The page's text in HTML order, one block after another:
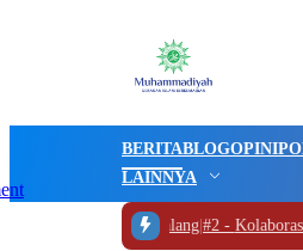
BERITABLOGOPINI
LAINNYA
ke UMM Malang #2 -Kolaborasi SD